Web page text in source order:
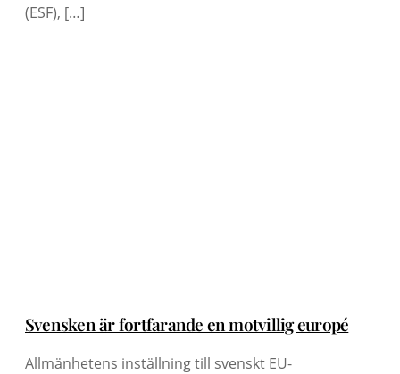
(ESF), […]
Svensken är fortfarande en motvillig europé
Allmänhetens inställning till svenskt EU-